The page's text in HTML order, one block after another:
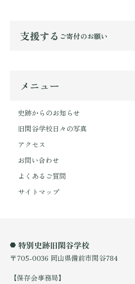
支援する ご寄付のお願い
メニュー
史跡からのお知らせ
旧閑谷学校日々の写真
アクセス
お問い合わせ
よくあるご質問
サイトマップ
特別史跡旧閑谷学校
〒705-0036 岡山県備前市閑谷784
【保存会事務局】